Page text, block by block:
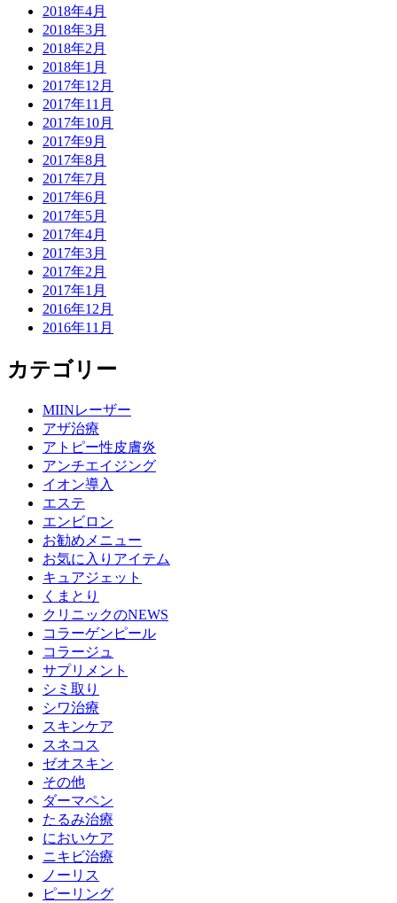
2018年4月
2018年3月
2018年2月
2018年1月
2017年12月
2017年11月
2017年10月
2017年9月
2017年8月
2017年7月
2017年6月
2017年5月
2017年4月
2017年3月
2017年2月
2017年1月
2016年12月
2016年11月
カテゴリー
MIINレーザー
アザ治療
アトピー性皮膚炎
アンチエイジング
イオン導入
エステ
エンビロン
お勧めメニュー
お気に入りアイテム
キュアジェット
くまとり
クリニックのNEWS
コラーゲンピール
コラージュ
サプリメント
シミ取り
シワ治療
スキンケア
スネコス
ゼオスキン
その他
ダーマペン
たるみ治療
においケア
ニキビ治療
ノーリス
ピーリング